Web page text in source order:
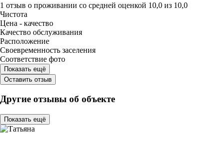
1 отзыв о проживании со средней оценкой 10,0 из 10,0
Чистота
Цена - качество
Качество обслуживания
Расположение
Своевременность заселения
Соответствие фото
Показать ещё
Оставить отзыв
Другие отзывы об объекте
Показать ещё